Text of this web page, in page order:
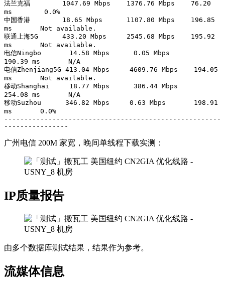
法兰克福        1047.69 Mbps    1376.76 Mbps    76.20
ms        0.0%
中国香港        18.65 Mbps      1107.80 Mbps    196.85
ms       Not available.
联通上海5G      433.20 Mbps     2545.68 Mbps    195.92
ms       Not available.
电信Ningbo       14.58 Mbps      0.05 Mbps
190.39 ms       N/A
电信Zhenjiang5G 413.04 Mbps     4609.76 Mbps    194.05
ms       Not available.
移动Shanghai     18.77 Mbps      386.44 Mbps
254.08 ms       N/A
移动Suzhou      346.82 Mbps     0.63 Mbps       198.91
ms       0.0%
------------------------------------------------------
----------------
广州电信 200M 家宽，晚间单线程下载实测：
IP质量报告
由多个数据库测试结果，结果作为参考。
流媒体信息